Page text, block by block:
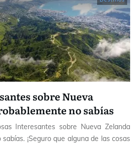
sobre Nueva
no sabías
Interesantes sobre Nueva Zelanda
¡Seguro que alguna de las cosas